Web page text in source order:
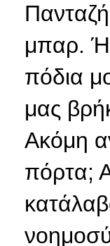
μπαρ.
πόδια
μας
Ακόμη
πόρτα;